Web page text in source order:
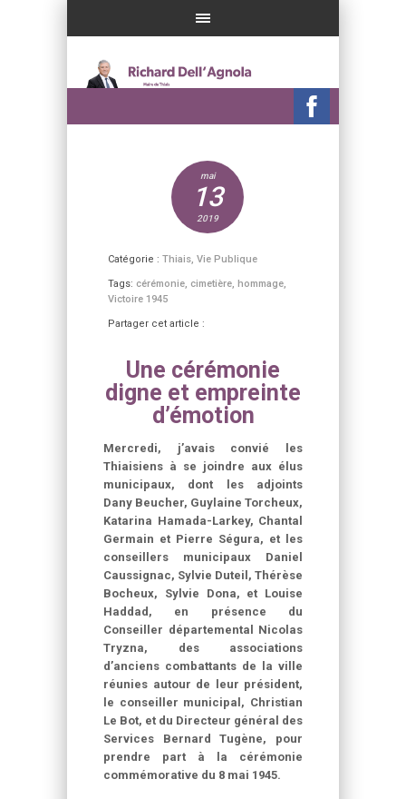
mai
13
2019
Catégorie : Thiais, Vie Publique
Tags: cérémonie, cimetière, hommage,
Victoire 1945
Partager cet article :
Une cérémonie
digne et empreinte
d’émotion
Mercredi, j’avais convié les
Thiaisiens à se joindre aux élus
municipaux, dont les adjoints
Dany Beucher, Guylaine Torcheux,
Katarina Hamada-Larkey, Chantal
Germain et Pierre Ségura, et les
conseillers municipaux Daniel
Caussignac, Sylvie Duteil, Thérèse
Bocheux, Sylvie Dona, et Louise
Haddad, en présence du
Conseiller départemental Nicolas
Tryzna, des associations
d’anciens combattants de la ville
réunies autour de leur président,
le conseiller municipal, Christian
Le Bot, et du Directeur général des
Services Bernard Tugène, pour
prendre part à la cérémonie
commémorative du 8 mai 1945.